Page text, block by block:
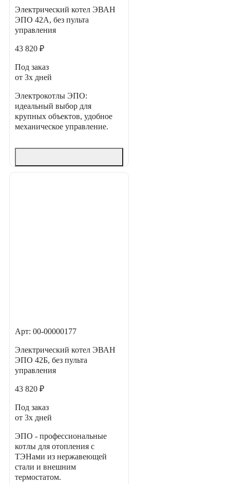
Электрический котел ЭВАН
ЭПО 42А, без пульта
управления
43 820 ₽
Под заказ
от 3х дней
Электрокотлы ЭПО:
идеальный выбор для
крупных объектов, удобное
механическое управление.
Арт: 00-00000177
Электрический котел ЭВАН
ЭПО 42Б, без пульта
управления
43 820 ₽
Под заказ
от 3х дней
ЭПО - профессиональные
котлы для отопления с
ТЭНами из нержавеющей
стали и внешним
термостатом.